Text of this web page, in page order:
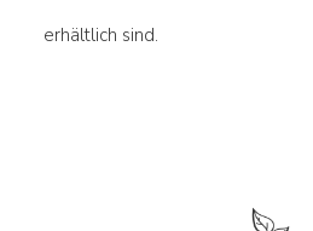
erhältlich sind.